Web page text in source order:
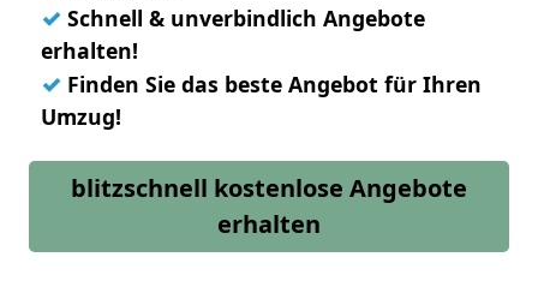
✓ Schnell & unverbindlich Angebote
erhalten!
✓ Finden Sie das beste Angebot für Ihren
Umzug!
blitzschnell kostenlose Angebote
erhalten